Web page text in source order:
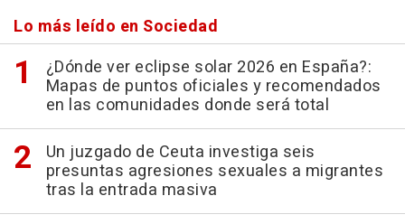
Lo más leído en Sociedad
¿Dónde ver eclipse solar 2026 en España?:
Mapas de puntos oficiales y recomendados
en las comunidades donde será total
Un juzgado de Ceuta investiga seis
presuntas agresiones sexuales a migrantes
tras la entrada masiva